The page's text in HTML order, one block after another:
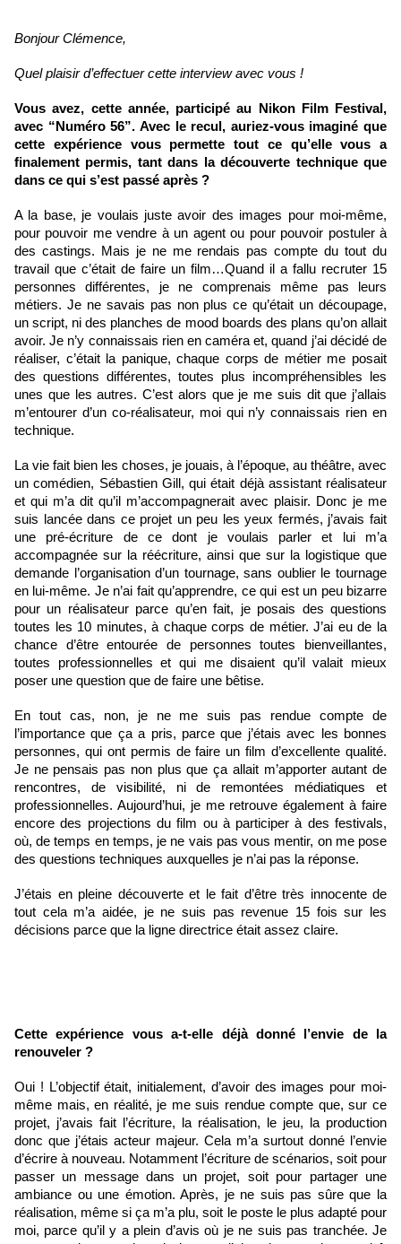
Bonjour Clémence,
Quel plaisir d’effectuer cette interview avec vous !
Vous avez, cette année, participé au Nikon Film Festival,
avec “Numéro 56”. Avec le recul, auriez-vous imaginé que
cette expérience vous permette tout ce qu’elle vous a
finalement permis, tant dans la découverte technique que
dans ce qui s’est passé après ?
A la base, je voulais juste avoir des images pour moi-même,
pour pouvoir me vendre à un agent ou pour pouvoir postuler à
des castings. Mais je ne me rendais pas compte du tout du
travail que c’était de faire un film…Quand il a fallu recruter 15
personnes différentes, je ne comprenais même pas leurs
métiers. Je ne savais pas non plus ce qu’était un découpage,
un script, ni des planches de mood boards des plans qu’on allait
avoir. Je n’y connaissais rien en caméra et, quand j’ai décidé de
réaliser, c’était la panique, chaque corps de métier me posait
des questions différentes, toutes plus incompréhensibles les
unes que les autres. C’est alors que je me suis dit que j’allais
m’entourer d’un co-réalisateur, moi qui n’y connaissais rien en
technique.
La vie fait bien les choses, je jouais, à l’époque, au théâtre, avec
un comédien, Sébastien Gill, qui était déjà assistant réalisateur
et qui m’a dit qu’il m’accompagnerait avec plaisir. Donc je me
suis lancée dans ce projet un peu les yeux fermés, j’avais fait
une pré-écriture de ce dont je voulais parler et lui m’a
accompagnée sur la réécriture, ainsi que sur la logistique que
demande l’organisation d’un tournage, sans oublier le tournage
en lui-même. Je n’ai fait qu’apprendre, ce qui est un peu bizarre
pour un réalisateur parce qu’en fait, je posais des questions
toutes les 10 minutes, à chaque corps de métier. J’ai eu de la
chance d’être entourée de personnes toutes bienveillantes,
toutes professionnelles et qui me disaient qu’il valait mieux
poser une question que de faire une bêtise.
En tout cas, non, je ne me suis pas rendue compte de
l’importance que ça a pris, parce que j’étais avec les bonnes
personnes, qui ont permis de faire un film d’excellente qualité.
Je ne pensais pas non plus que ça allait m’apporter autant de
rencontres, de visibilité, ni de remontées médiatiques et
professionnelles. Aujourd’hui, je me retrouve également à faire
encore des projections du film ou à participer à des festivals,
où, de temps en temps, je ne vais pas vous mentir, on me pose
des questions techniques auxquelles je n’ai pas la réponse.
J’étais en pleine découverte et le fait d’être très innocente de
tout cela m’a aidée, je ne suis pas revenue 15 fois sur les
décisions parce que la ligne directrice était assez claire.
Cette expérience vous a-t-elle déjà donné l’envie de la
renouveler ?
Oui ! L’objectif était, initialement, d’avoir des images pour moi-
même mais, en réalité, je me suis rendue compte que, sur ce
projet, j’avais fait l’écriture, la réalisation, le jeu, la production
donc que j’étais acteur majeur. Cela m’a surtout donné l’envie
d’écrire à nouveau. Notamment l’écriture de scénarios, soit pour
passer un message dans un projet, soit pour partager une
ambiance ou une émotion. Après, je ne suis pas sûre que la
réalisation, même si ça m’a plu, soit le poste le plus adapté pour
moi, parce qu’il y a plein d’avis où je ne suis pas tranchée. Je